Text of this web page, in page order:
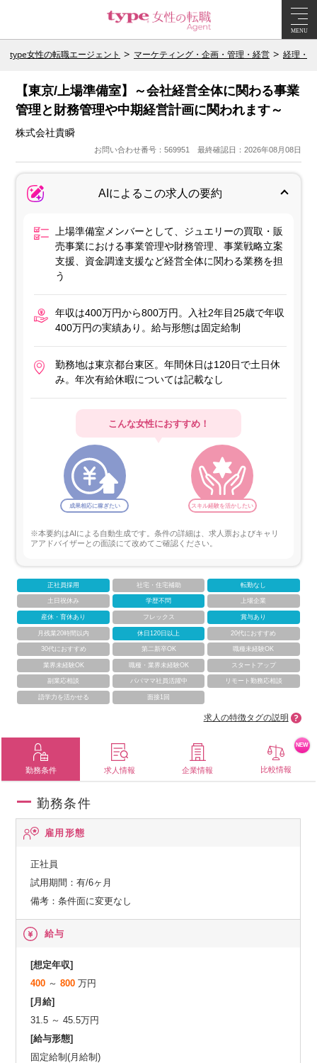
MENU
type女性の転職エージェント マーケティング・企画・管理・経営 経理・
【東京/上場準備室】～会社経営全体に関わる事業
管理と財務管理や中期経営計画に関われます～
株式会社貴瞬
お問い合わせ番号：569951 最終確認日：2026年08月08日
AIによるこの求人の要約
上場準備室メンバーとして、ジュエリーの買取・販
売事業における事業管理や財務管理、事業戦略立案
支援、資金調達支援など経営全体に関わる業務を担
う
年収は400万円から800万円。入社2年目25歳で年収
400万円の実績あり。給与形態は固定給制
勤務地は東京都台東区。年間休日は120日で土日休
み。年次有給休暇については記載なし
こんな女性におすすめ！
成果相応に稼ぎたい スキル経験を活かしたい
※本要約はAIによる自動生成です。条件の詳細は、求人票およびキャリ
アアドバイザーとの面談にて改めてご確認ください。
正社員採用 社宅・住宅補助 転勤なし
土日祝休み 学歴不問 上場企業
産休・育休あり フレックス 賞与あり
月残業20時間以内 休日120日以上 20代におすすめ
30代におすすめ 第二新卒OK 職種未経験OK
業界未経験OK 職種・業界未経験OK スタートアップ
副業応相談 パパママ社員活躍中 リモート勤務応相談
語学力を活かせる 面接1回
求人の特徴タグの説明
勤務条件 求人情報 企業情報 比較情報
NEW
勤務条件
雇用形態
正社員
試用期間：有/6ヶ月
備考：条件面に変更なし
給与
[想定年収]
400 ～800 万円
[月給]
31.5 ～ 45.5万円
[給与形態]
固定給制(月給制)